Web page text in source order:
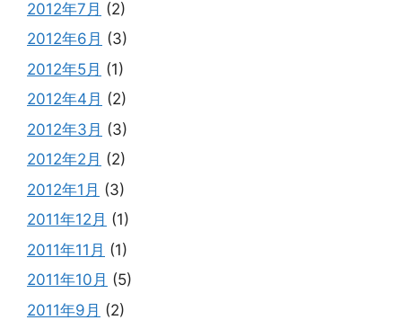
2012年7月 (2)
2012年6月 (3)
2012年5月 (1)
2012年4月 (2)
2012年3月 (3)
2012年2月 (2)
2012年1月 (3)
2011年12月 (1)
2011年11月 (1)
2011年10月 (5)
2011年9月 (2)